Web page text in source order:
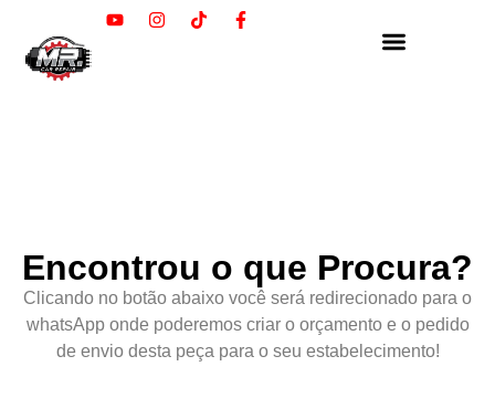
Encontrou o que Procura?
Clicando no botão abaixo você será redirecionado para o
whatsApp onde poderemos criar o orçamento e o pedido
de envio desta peça para o seu estabelecimento!